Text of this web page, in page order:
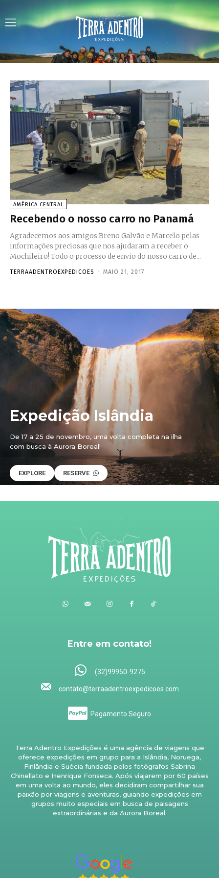
AMÉRICA CENTRAL
Recebendo o nosso carro no Panamá
Agradecemos aos amigos Breno Galvão e Marcelo pelas
informações preciosas que nos ajudaram a receber o
Mochileiro! Todo o processo de envio do nosso carro de...
TERRAADENTROEXPEDICOES - MAIO 21, 2017
Expedição Islândia
De 17 a 25 de novembro, uma volta completa na ilha
com busca à Aurora Boreal!
EXPLORE RESERVE
Entre em contato!
(32)99950-9275
contato@terraadentroexpedicoes.com
Pagamento Seguro
Terra Adentro Expedições é uma agência de viagens que
oferece expedições em grupo para a Islândia, Noruega,
Finlândia e Suécia fundada pelos fotógrafos Sabrina
Chinellato e Henrique Fonseca. Após viajarem por 60 países
em uma volta ao mundo, eles decidiram compartilhar sua
paixão por viagens e aventuras, guiando expedições em
grupos muito especiais em busca de paisagens
extraordinárias e da Aurora Boreal.